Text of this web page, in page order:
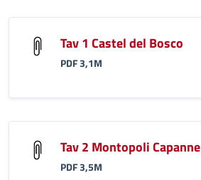
Tav 1 Castel del Bosco
PDF 3,1M
Tav 2 Montopoli Capanne
PDF 3,5M